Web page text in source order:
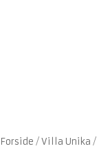
Forside /Villa Unika /